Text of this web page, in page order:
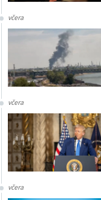
včera
včera
včera